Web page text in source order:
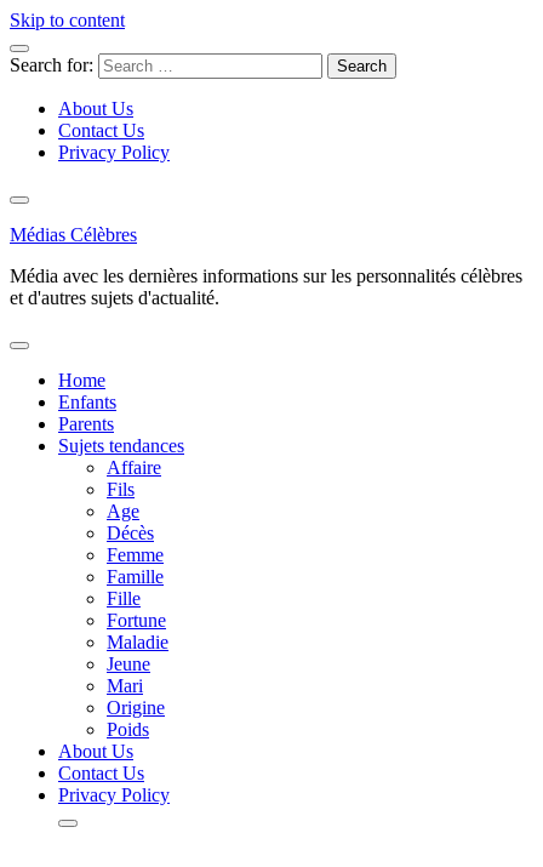
Skip to content
Search for:
About Us
Contact Us
Privacy Policy
Médias Célèbres
Média avec les dernières informations sur les personnalités célèbres
et d'autres sujets d'actualité.
Home
Enfants
Parents
Sujets tendances
Affaire
Fils
Age
Décès
Femme
Famille
Fille
Fortune
Maladie
Jeune
Mari
Origine
Poids
About Us
Contact Us
Privacy Policy